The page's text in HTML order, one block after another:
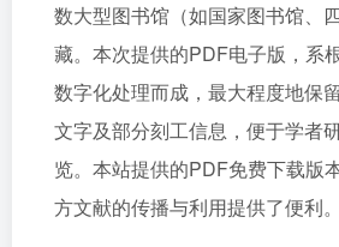
数大型图书馆（如国家图书馆、
藏。本次提供的PDF电子版，系
数字化处理而成，最大程度地保
文字及部分刻工信息，便于学者
览。本站提供的PDF免费下载版
方文献的传播与利用提供了便利。